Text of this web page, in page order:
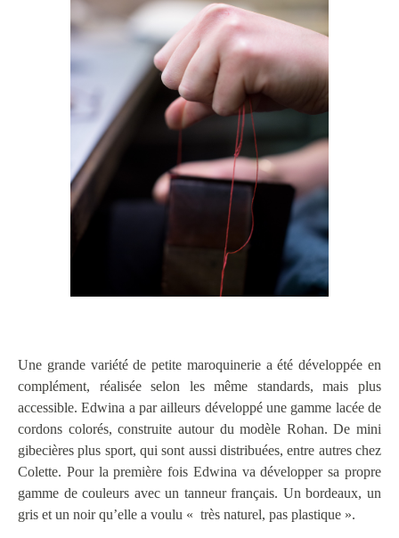
Une grande variété de petite maroquinerie a été développée en
complément, réalisée selon les même standards, mais plus
accessible. Edwina a par ailleurs développé une gamme lacée de
cordons colorés, construite autour du modèle Rohan. De mini
gibecières plus sport, qui sont aussi distribuées, entre autres chez
Colette. Pour la première fois Edwina va développer sa propre
gamme de couleurs avec un tanneur français. Un bordeaux, un
gris et un noir qu’elle a voulu « très naturel, pas plastique ».